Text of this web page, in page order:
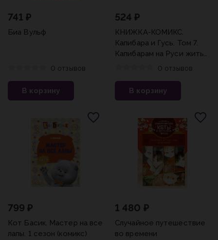
741 ₽
Биа Вульф
0 отзывов
В корзину
524 ₽
КНИЖКА-КОМИКС.
Капибара и Гусь. Том 7.
Капибарам на Руси жить
0 отзывов
В корзину
799 ₽
Кот Басик. Мастер на все
лапы. 1 сезон (комикс)
1 480 ₽
Случайное путешествие
во времени